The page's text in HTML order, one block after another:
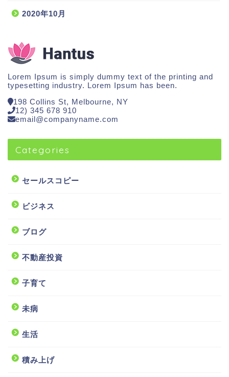
2020年10月
Lorem Ipsum is simply dummy text of the printing and
typesetting industry. Lorem Ipsum has been.
198 Collins St, Melbourne, NY
12) 345 678 910
email@companyname.com
Categories
セールスコピー
ビジネス
ブログ
不動産投資
子育て
未病
生活
積み上げ